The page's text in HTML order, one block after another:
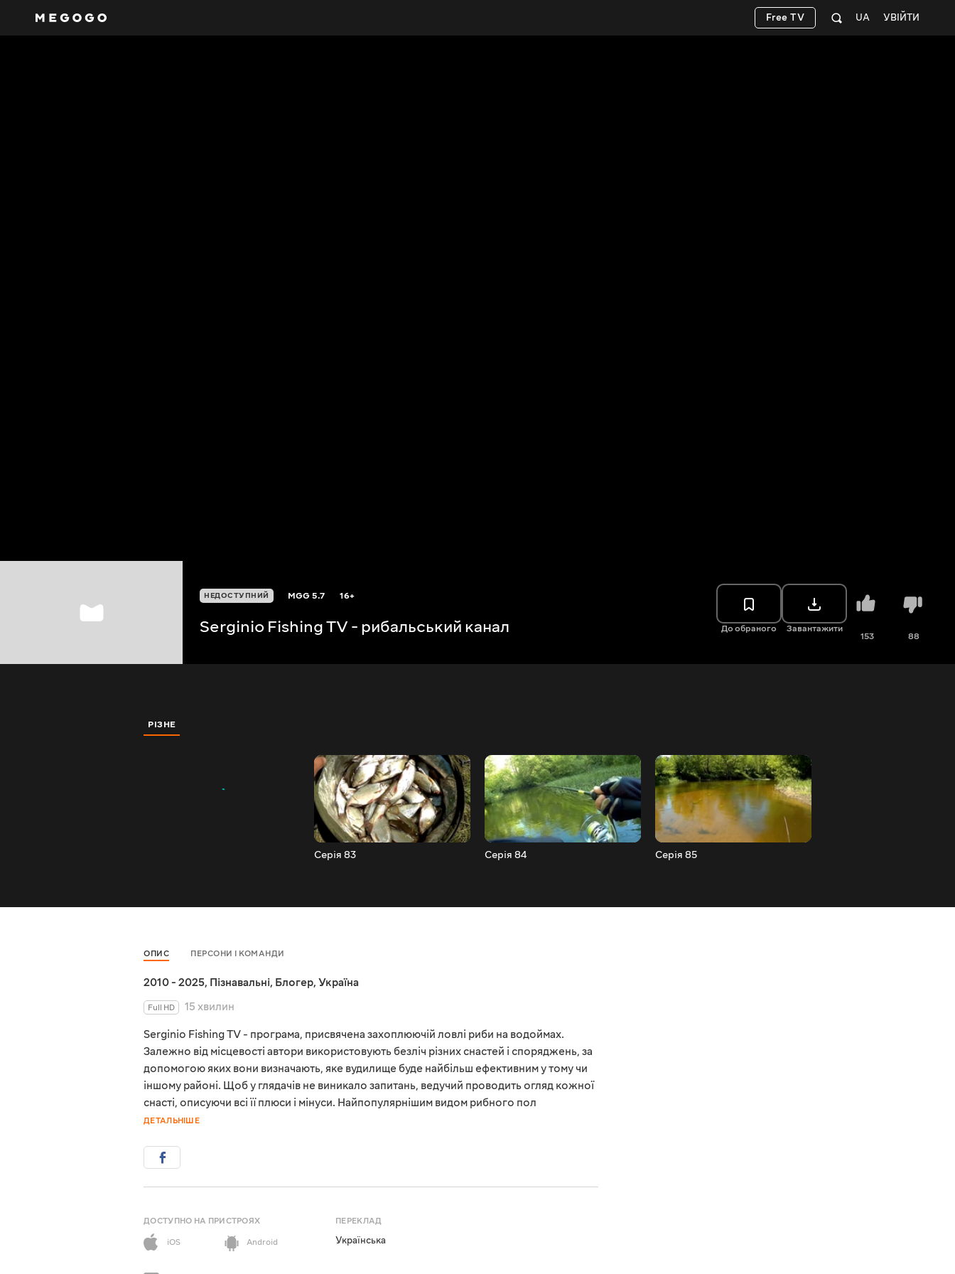
УВІЙТИ
UA
Free TV
НЕДОСТУПНИЙ MGG5.7 16+
Serginio Fishing TV - рибальський канал До обраного Завантажити
153 88
РІЗНЕ
Серія 83 Серія 84 Серія 85
ОПИС ПЕРСОНИ І КОМАНДИ
2010 - 2025, Пізнавальні, Блогер, Україна
Full HD
15 хвилин
Serginio Fishing TV - програма, присвячена захоплюючій ловлі риби на водоймах.
Залежно від місцевості автори використовують безліч різних снастей і споряджень, за
допомогою яких вони визначають, яке вудилище буде найбільш ефективним у тому чи
іншому районі. Щоб у глядачів не виникало запитань, ведучий проводить огляд кожної
снасті, описуючи всі її плюси і мінуси. Найпопулярнішим видом рибного пол
ДЕТАЛЬНІШЕ
ДОСТУПНО НА ПРИСТРОЯХ
iOS
Android
ПЕРЕКЛАД
Українська